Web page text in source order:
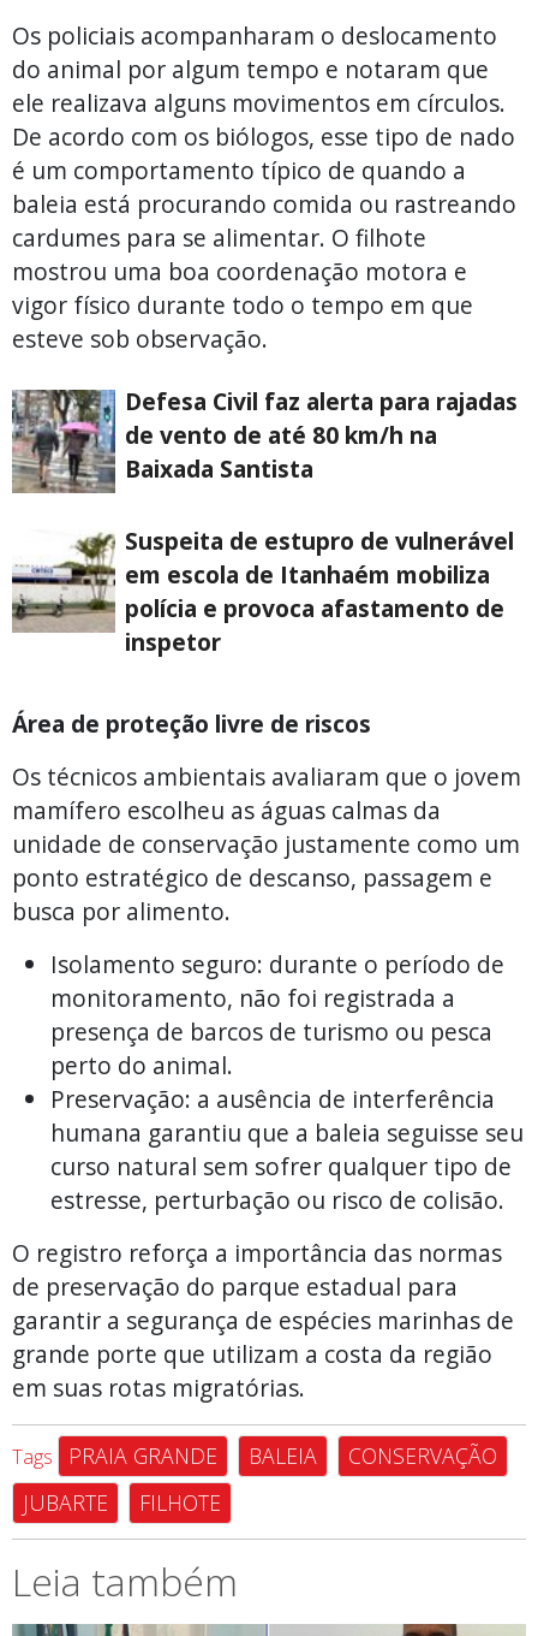
Os policiais acompanharam o deslocamento
do animal por algum tempo e notaram que
ele realizava alguns movimentos em círculos.
De acordo com os biólogos, esse tipo de nado
é um comportamento típico de quando a
baleia está procurando comida ou rastreando
cardumes para se alimentar. O filhote
mostrou uma boa coordenação motora e
vigor físico durante todo o tempo em que
esteve sob observação.
Defesa Civil faz alerta para rajadas
de vento de até 80 km/h na
Baixada Santista
Suspeita de estupro de vulnerável
em escola de Itanhaém mobiliza
polícia e provoca afastamento de
inspetor
Área de proteção livre de riscos
Os técnicos ambientais avaliaram que o jovem
mamífero escolheu as águas calmas da
unidade de conservação justamente como um
ponto estratégico de descanso, passagem e
busca por alimento.
Isolamento seguro: durante o período de
monitoramento, não foi registrada a
presença de barcos de turismo ou pesca
perto do animal.
Preservação: a ausência de interferência
humana garantiu que a baleia seguisse seu
curso natural sem sofrer qualquer tipo de
estresse, perturbação ou risco de colisão.
O registro reforça a importância das normas
de preservação do parque estadual para
garantir a segurança de espécies marinhas de
grande porte que utilizam a costa da região
em suas rotas migratórias.
Tags PRAIA GRANDE BALEIA
CONSERVAÇÃO
JUBARTE
FILHOTE
Leia também